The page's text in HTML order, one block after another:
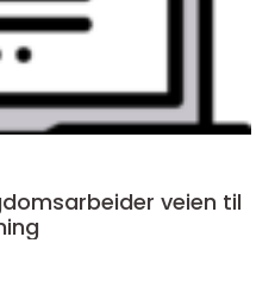
veien til